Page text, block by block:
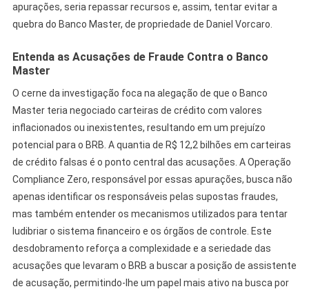
apurações, seria repassar recursos e, assim, tentar evitar a
quebra do Banco Master, de propriedade de Daniel Vorcaro.
Entenda as Acusações de Fraude Contra o Banco
Master
O cerne da investigação foca na alegação de que o Banco
Master teria negociado carteiras de crédito com valores
inflacionados ou inexistentes, resultando em um prejuízo
potencial para o BRB. A quantia de R$ 12,2 bilhões em carteiras
de crédito falsas é o ponto central das acusações. A Operação
Compliance Zero, responsável por essas apurações, busca não
apenas identificar os responsáveis pelas supostas fraudes,
mas também entender os mecanismos utilizados para tentar
ludibriar o sistema financeiro e os órgãos de controle. Este
desdobramento reforça a complexidade e a seriedade das
acusações que levaram o BRB a buscar a posição de assistente
de acusação, permitindo-lhe um papel mais ativo na busca por